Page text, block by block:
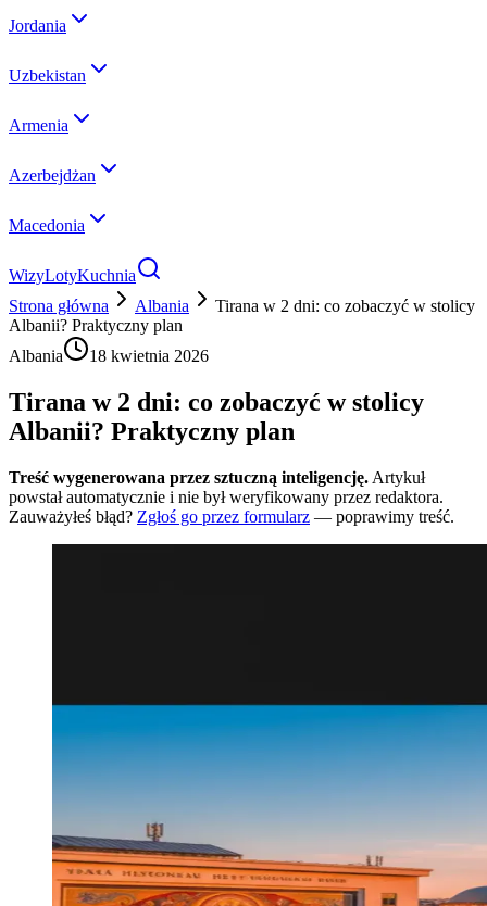
Jordania
Uzbekistan
Armenia
Azerbejdżan
Macedonia
WizyLotyKuchnia
Strona główna
Albania
Tirana w 2 dni: co zobaczyć w stolicy
Albanii? Praktyczny plan
Albania
18 kwietnia 2026
Tirana w 2 dni: co zobaczyć w stolicy
Albanii? Praktyczny plan
Treść wygenerowana przez sztuczną inteligencję. Artykuł
powstał automatycznie i nie był weryfikowany przez redaktora.
Zauważyłeś błąd? Zgłoś go przez formularz — poprawimy treść.